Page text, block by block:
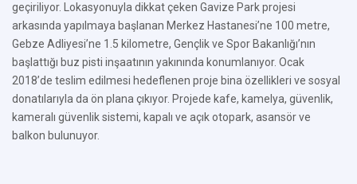
geçiriliyor. Lokasyonuyla dikkat çeken Gavize Park projesi
arkasında yapılmaya başlanan Merkez Hastanesi’ne 100 metre,
Gebze Adliyesi’ne 1.5 kilometre, Gençlik ve Spor Bakanlığı’nın
başlattığı buz pisti inşaatının yakınında konumlanıyor. Ocak
2018’de teslim edilmesi hedeflenen proje bina özellikleri ve sosyal
donatılarıyla da ön plana çıkıyor. Projede kafe, kamelya, güvenlik,
kameralı güvenlik sistemi, kapalı ve açık otopark, asansör ve
balkon bulunuyor.